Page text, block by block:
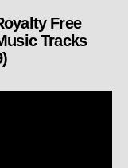
Free
Tracks